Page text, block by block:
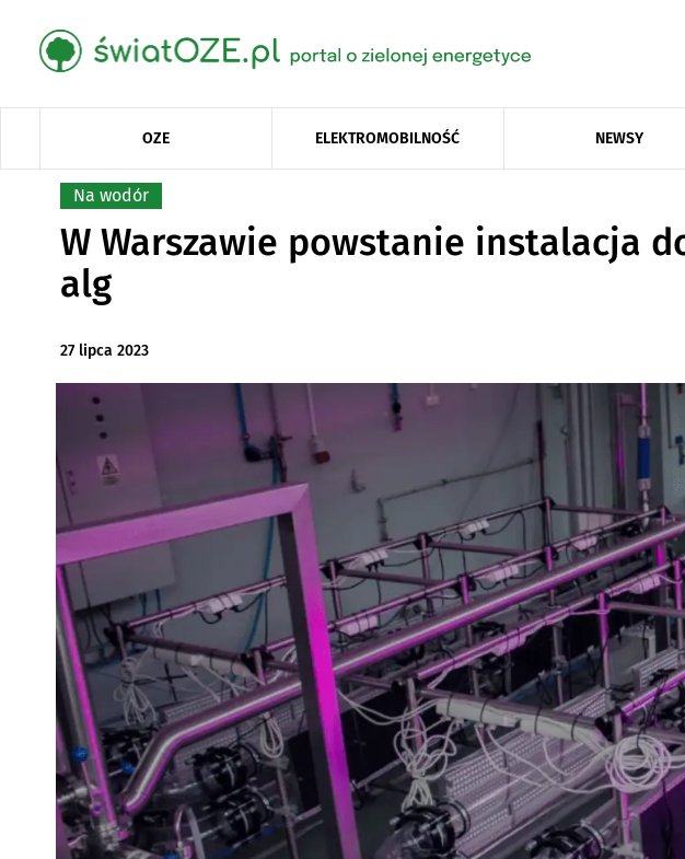
OZE ELEKTROMOBILNOŚĆ NEWSY
Na wodór
W Warszawie powstanie instalacja
alg
27 lipca 2023